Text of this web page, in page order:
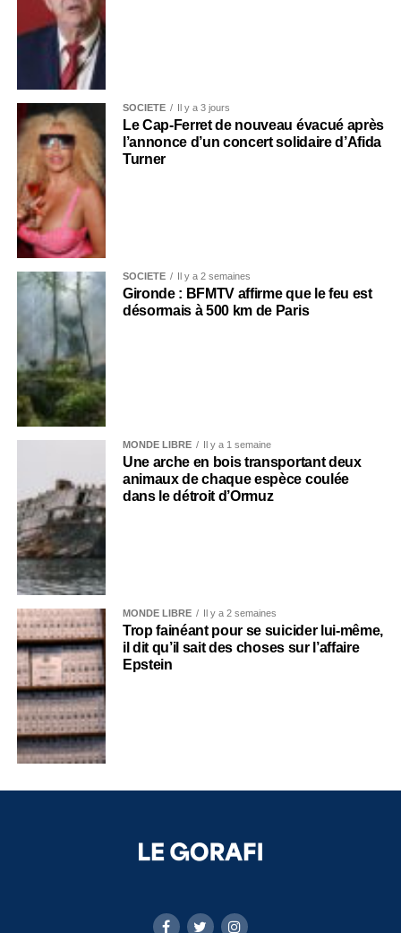
SOCIÉTÉ Il y a 3 jours
Le Cap-Ferret de nouveau évacué après
l’annonce d’un concert solidaire d’Afida
Turner
SOCIÉTÉ Il y a 2 semaines
Gironde : BFMTV affirme que le feu est
désormais à 500 km de Paris
MONDE LIBRE Il y a 1 semaine
Une arche en bois transportant deux
animaux de chaque espèce coulée
dans le détroit d’Ormuz
MONDE LIBRE Il y a 2 semaines
Trop fainéant pour se suicider lui-même,
il dit qu’il sait des choses sur l’affaire
Epstein